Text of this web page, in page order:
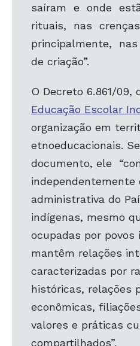
saíram e onde
rituais, nas
principalmente,
de criação”.
O Decreto 6.861/09,
Educação Escolar
organização em
etnoeducacionais.
documento, ele
administrativa do
indígenas, mesmo
ocupadas por povos
mantêm relações
caracterizadas por
históricas, relações
econômicas,
valores e práticas
compartilhados”.